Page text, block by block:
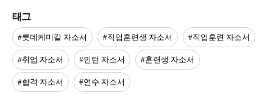
태그
#롯데케미칼 자소서 #직업훈련생 자소서 #직업훈련 자소서
#취업 자소서 #인턴 자소서 #훈련생 자소서
#합격 자소서 #연수 자소서